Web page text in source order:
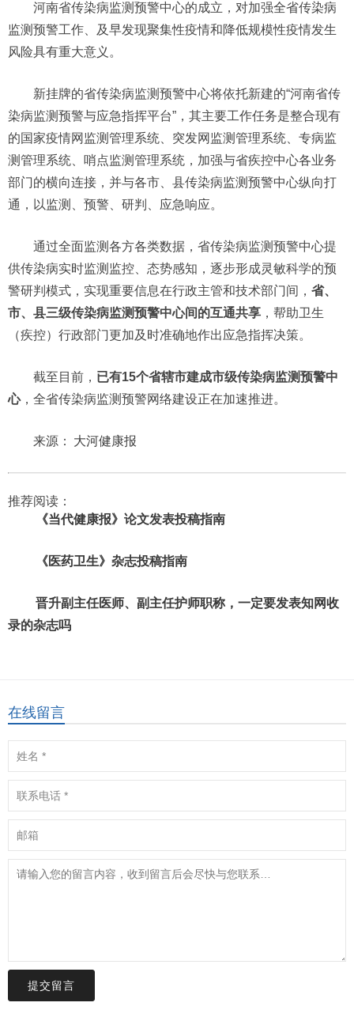
河南省传染病监测预警中心的成立，对加强全省传染病
监测预警工作、及早发现聚集性疫情和降低规模性疫情发生
风险具有重大意义。
新挂牌的省传染病监测预警中心将依托新建的“河南省传
染病监测预警与应急指挥平台”，其主要工作任务是整合现有
的国家疫情网监测管理系统、突发网监测管理系统、专病监
测管理系统、哨点监测管理系统，加强与省疾控中心各业务
部门的横向连接，并与各市、县传染病监测预警中心纵向打
通，以监测、预警、研判、应急响应。
通过全面监测各方各类数据，省传染病监测预警中心提
供传染病实时监测监控、态势感知，逐步形成灵敏科学的预
警研判模式，实现重要信息在行政主管和技术部门间， 省、
市、县三级传染病监测预警中心间的互通共享 ，帮助卫生
（疾控）行政部门更加及时准确地作出应急指挥决策。
截至目前， 已有15个省辖市建成市级传染病监测预警中
心，全省传染病监测预警网络建设正在加速推进。
来源： 大河健康报
推荐阅读：
《当代健康报》论文发表投稿指南
《医药卫生》杂志投稿指南
晋升副主任医师、副主任护师职称，一定要发表知网收
录的杂志吗
在线留言
提交留言